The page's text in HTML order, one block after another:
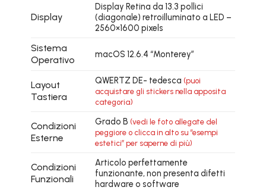
Display
Display Retina da 13.3 pollici
(diagonale) retroilluminato a LED –
2560×1600 pixels
Sistema
Operativo
macOS 12.6.4 “Monterey”
Layout
Tastiera
QWERTZ DE- tedesca (puoi
acquistare gli stickers nella apposita
categoria)
Condizioni
Esterne
Grado B (vedi le foto allegate del
peggiore o clicca in alto su “esempi
estetici” per saperne di più)
Condizioni
Funzionali
Articolo perfettamente
funzionante, non presenta difetti
hardware o software